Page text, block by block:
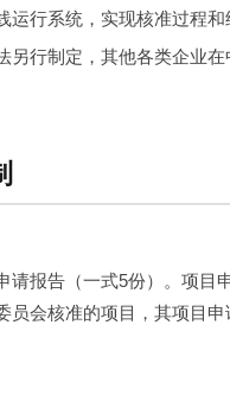
系统，实现核准过程和
另行制定，其他各类企业
报告（一式5份）。项目
会核准的项目，其项目